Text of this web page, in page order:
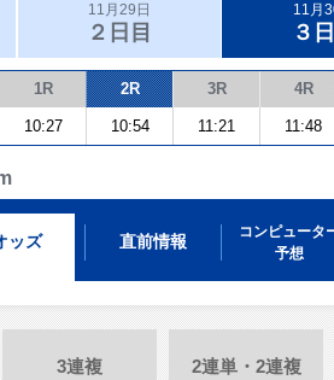
11月29日
２日目
11月
３
1R 2R 3R 4R
10:27 10:54 11:21 11:48
ッズ 直前情報
コンピュータ
予想
3連複 2連単・2連複